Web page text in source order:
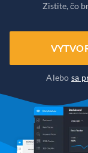
Zistite, čo
Alebosa